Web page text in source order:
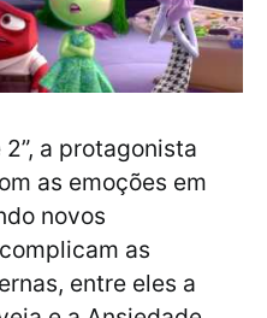
a protagonista
as emoções em
novos
as
entre eles a